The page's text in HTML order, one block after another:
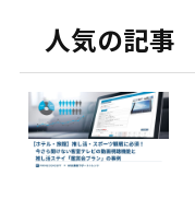
人気の記事